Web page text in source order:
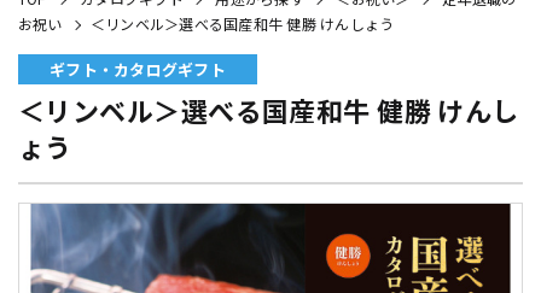
お祝い
＜リンベル＞選べる国産和牛 健勝 けんしょう
ギフト・カタログギフト
＜リンベル＞選べる国産和牛 健勝 けんし
ょう